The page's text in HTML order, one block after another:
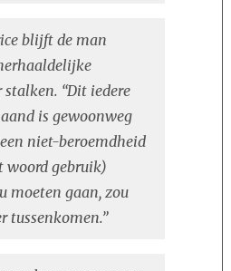
blijft de man
“Dit iedere
is gewoonweg
niet-beroemdheid
woord gebruik)
moeten gaan, zou
tussenkomen.”